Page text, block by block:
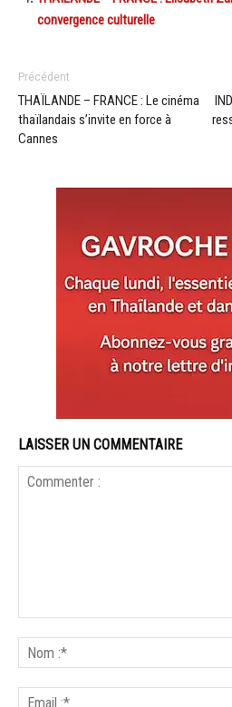
convergence culturelle
Précédent
THAÏLANDE – FRANCE : Le cinéma
thaïlandais s’invite en force à
Cannes
LAISSER UN COMMENTAIRE